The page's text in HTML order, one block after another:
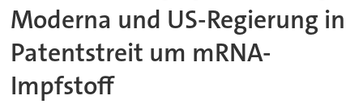
Moderna und US-Regierung in
Patentstreit um mRNA-
Impfstoff